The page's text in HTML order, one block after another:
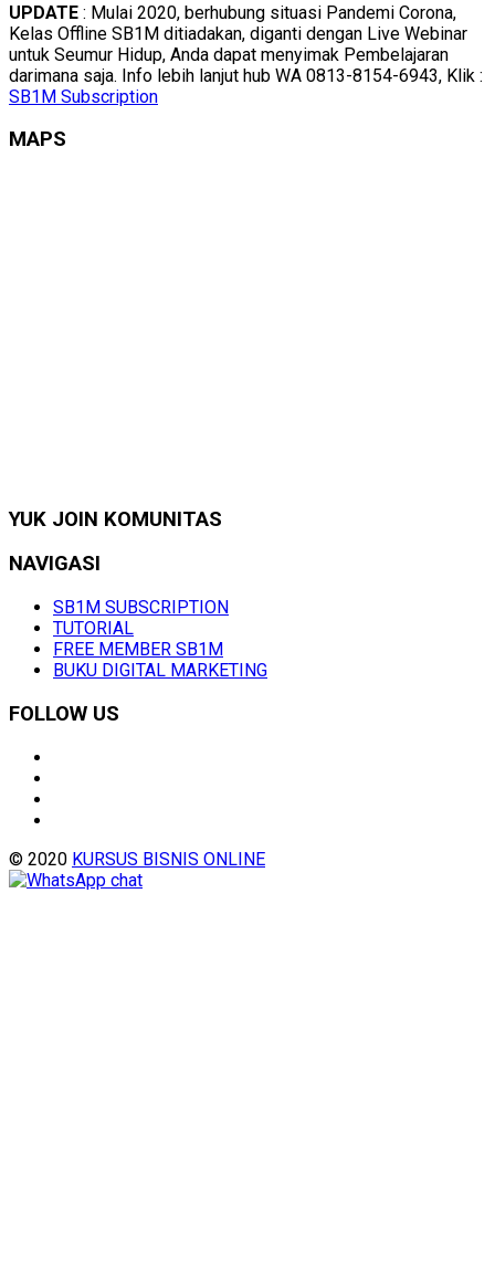
UPDATE : Mulai 2020, berhubung situasi Pandemi Corona,
Kelas Offline SB1M ditiadakan, diganti dengan Live Webinar
untuk Seumur Hidup, Anda dapat menyimak Pembelajaran
darimana saja. Info lebih lanjut hub WA 0813-8154-6943, Klik :
SB1M Subscription
MAPS
YUK JOIN KOMUNITAS
NAVIGASI
SB1M SUBSCRIPTION
TUTORIAL
FREE MEMBER SB1M
BUKU DIGITAL MARKETING
FOLLOW US
© 2020 KURSUS BISNIS ONLINE